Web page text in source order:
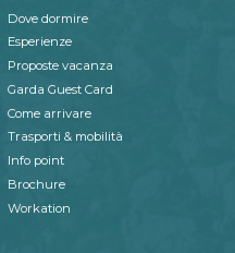
Dove dormire
Esperienze
Proposte vacanza
Garda Guest Card
Come arrivare
Trasporti & mobilità
Info point
Brochure
Workation